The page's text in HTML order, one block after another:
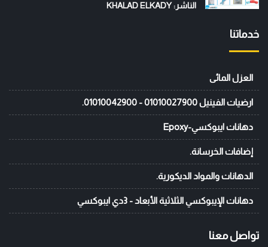
الناشر: KHALAD ELKADY
خدماتنا
العزل المائى
ارضيات الفينيل 01010027900 - 01010042900.
دهانات ايبوكسي-Epoxy
إضافات الخرسانة.
الدهانات والمواد الديكورية.
دهانات الإيبوكسي الثلاثية الأبعاد - 3دي ايبوكسي
تواصل معنا